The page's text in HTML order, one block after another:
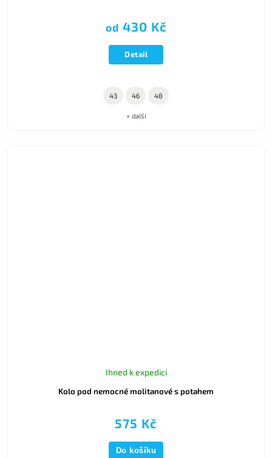
od 430 Kč
Detail
43 46 48
+ další
Kolo pod nemocné molitanové s potahem
Ihned k expedici
575 Kč
Do košíku